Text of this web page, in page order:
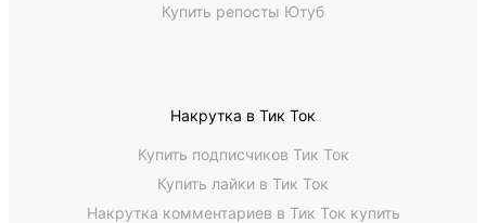
Купить репосты Ютуб
Накрутка в Тик Ток
Купить подписчиков Тик Ток
Купить лайки в Тик Ток
Накрутка комментариев в Тик Ток купить